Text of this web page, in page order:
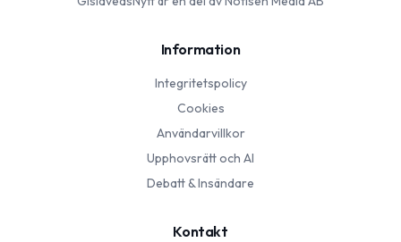
Information
Integritetspolicy
Cookies
Användarvillkor
Upphovsrätt och AI
Debatt & Insändare
Kontakt